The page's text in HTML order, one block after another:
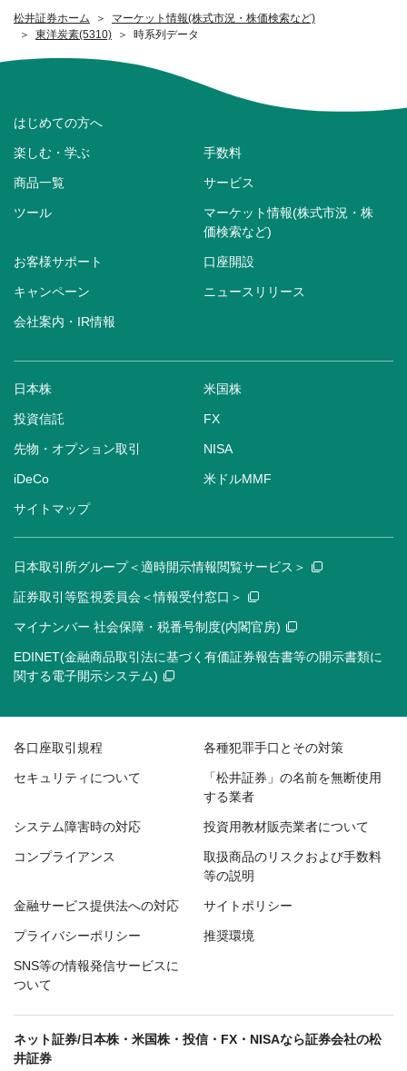
松井証券ホーム
マーケット情報(株式市況・株価検索など)
東洋炭素(5310)
時系列データ
はじめての方へ
楽しむ・学ぶ 手数料
商品一覧 サービス
ツール
マーケット情報(株式市況・株
価検索など)
お客様サポート 口座開設
キャンペーン ニュースリリース
会社案内・IR情報
日本株 米国株
投資信託 FX
先物・オプション取引 NISA
iDeCo 米ドルMMF
サイトマップ
日本取引所グループ＜適時開示情報閲覧サービス＞
証券取引等監視委員会＜情報受付窓口＞
マイナンバー 社会保障・税番号制度(内閣官房)
EDINET(金融商品取引法に基づく有価証券報告書等の開示書類に
関する電子開示システム)
各口座取引規程 各種犯罪手口とその対策
セキュリティについて
「松井証券」の名前を無断使用
する業者
システム障害時の対応 投資用教材販売業者について
コンプライアンス
取扱商品のリスクおよび手数料
等の説明
金融サービス提供法への対応 サイトポリシー
プライバシーポリシー 推奨環境
SNS等の情報発信サービスに
ついて
ネット証券/日本株・米国株・投信・FX・NISAなら証券会社の松
井証券